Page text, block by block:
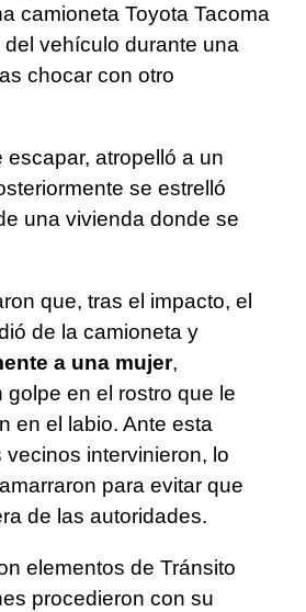
camioneta Toyota Tacoma
del vehículo durante una
chocar con otro
escapar, atropelló a un
se estrelló
una vivienda donde se
que, tras el impacto, el
de la camioneta y
a una mujer,
golpe en el rostro que le
en el labio. Ante esta
intervinieron, lo
para evitar que
de las autoridades.
elementos de Tránsito
procedieron con su